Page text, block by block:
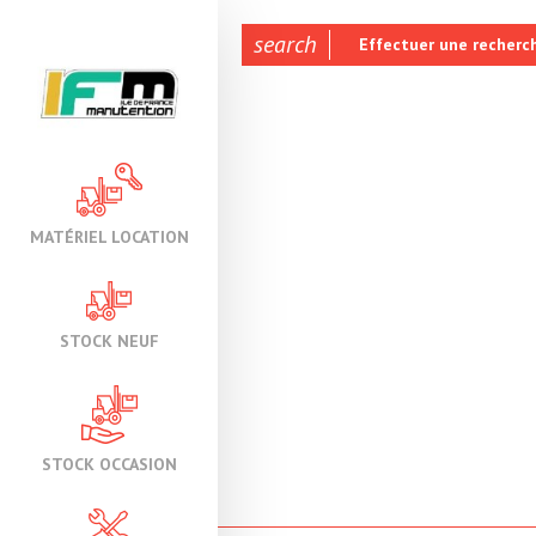
MATÉRIEL LOCATION
STOCK NEUF
STOCK OCCASION
search Effectuer une